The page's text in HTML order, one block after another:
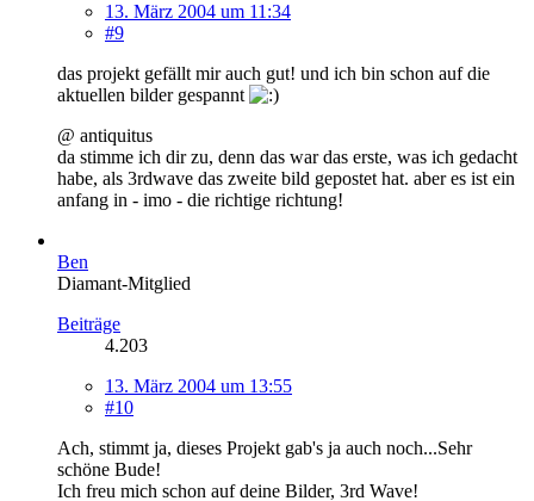
13. März 2004 um 11:34
#9
das projekt gefällt mir auch gut! und ich bin schon auf die
aktuellen bilder gespannt
@ antiquitus
da stimme ich dir zu, denn das war das erste, was ich gedacht
habe, als 3rdwave das zweite bild gepostet hat. aber es ist ein
anfang in - imo - die richtige richtung!
Ben
Diamant-Mitglied
Beiträge
4.203
13. März 2004 um 13:55
#10
Ach, stimmt ja, dieses Projekt gab's ja auch noch...Sehr
schöne Bude!
Ich freu mich schon auf deine Bilder, 3rd Wave!